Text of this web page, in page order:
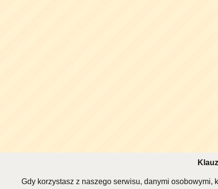
Gdy korzystasz z naszego serwisu, danymi osobowymi,